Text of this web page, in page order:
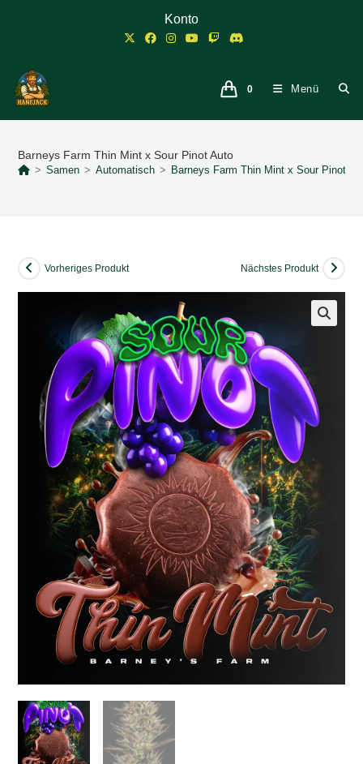
Konto
0 Menü
Barneys Farm Thin Mint x Sour Pinot Auto
> Samen > Automatisch > Barneys Farm Thin Mint x Sour Pinot
Vorheriges Produkt Nächstes Produkt